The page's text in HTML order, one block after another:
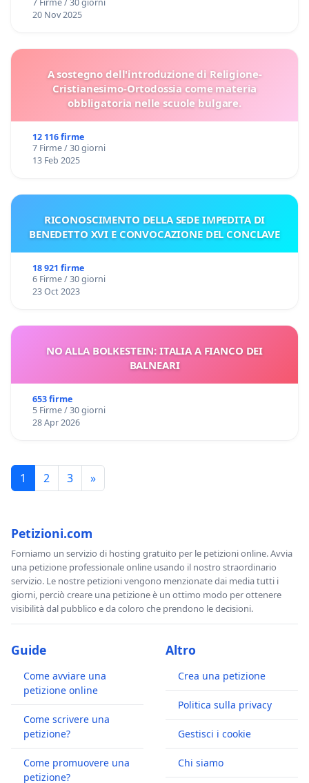
20 Nov 2025
A sostegno dell'introduzione di Religione-
Cristianesimo-Ortodossia come materia
obbligatoria nelle scuole bulgare.
12 116 firme
7 Firme / 30 giorni
13 Feb 2025
RICONOSCIMENTO DELLA SEDE IMPEDITA DI
BENEDETTO XVI E CONVOCAZIONE DEL CONCLAVE
18 921 firme
6 Firme / 30 giorni
23 Oct 2023
NO ALLA BOLKESTEIN: ITALIA A FIANCO DEI
BALNEARI
653 firme
5 Firme / 30 giorni
28 Apr 2026
1 2 3 »
Petizioni.com
Forniamo un servizio di hosting gratuito per le petizioni online. Avvia
una petizione professionale online usando il nostro straordinario
servizio. Le nostre petizioni vengono menzionate dai media tutti i
giorni, perciò creare una petizione è un ottimo modo per ottenere
visibilità dal pubblico e da coloro che prendono le decisioni.
Guide
Come avviare una
petizione online
Come scrivere una
petizione?
Come promuovere una
petizione?
Altro
Crea una petizione
Politica sulla privacy
Gestisci i cookie
Chi siamo